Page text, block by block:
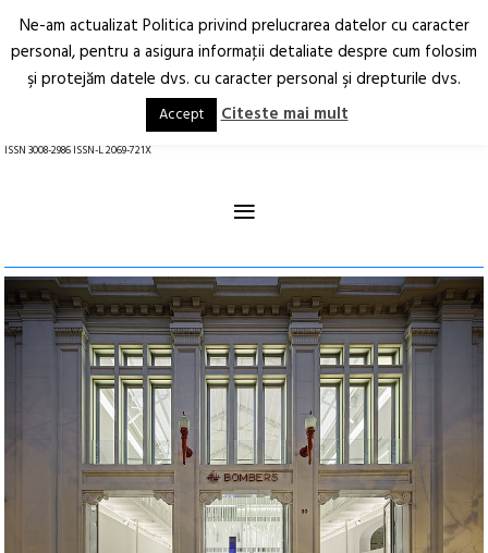
Arhitectură.
Oraș.
RO EN
ISSN 3008-2986 ISSN-L 2069-721X
≡
Ne-am actualizat Politica privind prelucrarea datelor cu caracter
personal, pentru a asigura informaţii detaliate despre cum folosim
şi protejăm datele dvs. cu caracter personal şi drepturile dvs.
Accept Citeste mai mult